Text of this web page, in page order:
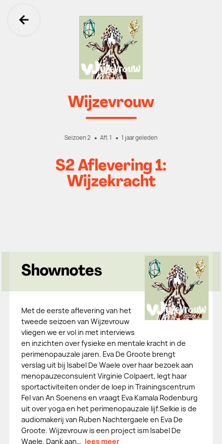
Ga terug
Wijzevrouw
Seizoen 2 Afl. 1 1 jaar geleden
S2 Aflevering 1:
Wijzekracht
Shownotes
Met de eerste aflevering van het
tweede seizoen van Wijzevrouw
vliegen we er vol in met interviews
en inzichten over fysieke en mentale kracht in de
perimenopauzale jaren. Eva De Groote brengt
verslag uit bij Isabel De Waele over haar bezoek aan
menopauzeconsulent Virginie Colpaert, legt haar
sportactiviteiten onder de loep in Trainingscentrum
Fel van An Soenens en vraagt Eva Kamala Rodenburg
uit over yoga en het perimenopauzale lijf.Selkie is de
audiomakerij van Ruben Nachtergaele en Eva De
Groote. Wijzevrouw is een project ism Isabel De
Waele. Dank aan… lees meer